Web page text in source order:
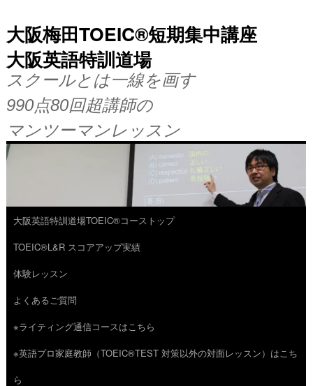
大阪梅田TOEIC®短期集中講座
大阪英語特訓道場
スクールとは一線を画す
990点80回超講師の
マンツーマンレッスン
コ
ン
テ
ン
ツ
へ
ス
大阪英語特訓道場TOEIC®コーストップ
TOEIC®L&R スコアアップ実績
体験レッスン
よくあるご質問
※ライティング通信コースはこちら
※英語プロ家庭教師（TOEIC®TEST 対策以外の対面レッスン）はこち
ら